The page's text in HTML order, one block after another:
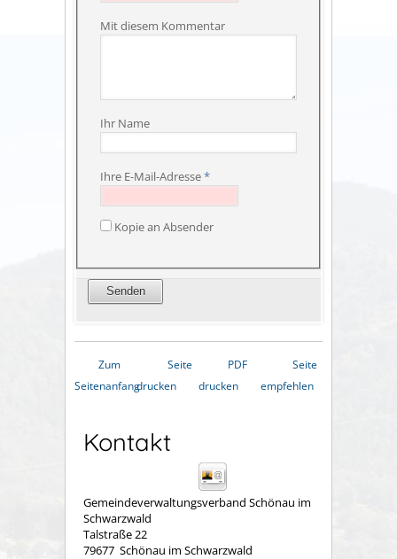
Mit diesem Kommentar
Ihr Name
Ihre E-Mail-Adresse*
Kopie an Absender
Zum
Seitenanfang
Seite
drucken
PDF
drucken
Seite
empfehlen
Kontakt
Gemeindeverwaltungsverband Schönau im
Schwarzwald
Talstraße 22
79677 Schönau im Schwarzwald